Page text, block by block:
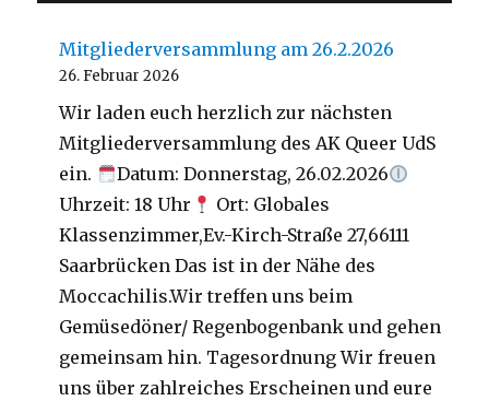
Mitgliederversammlung am 26.2.2026
26. Februar 2026
Wir laden euch herzlich zur nächsten
Mitgliederversammlung des AK Queer UdS
ein.
Datum: Donnerstag, 26.02.2026
Uhrzeit: 18 Uhr
Ort: Globales
Klassenzimmer,Ev.-Kirch-Straße 27,66111
Saarbrücken Das ist in der Nähe des
Moccachilis.Wir treffen uns beim
Gemüsedöner/ Regenbogenbank und gehen
gemeinsam hin. Tagesordnung Wir freuen
uns über zahlreiches Erscheinen und eure